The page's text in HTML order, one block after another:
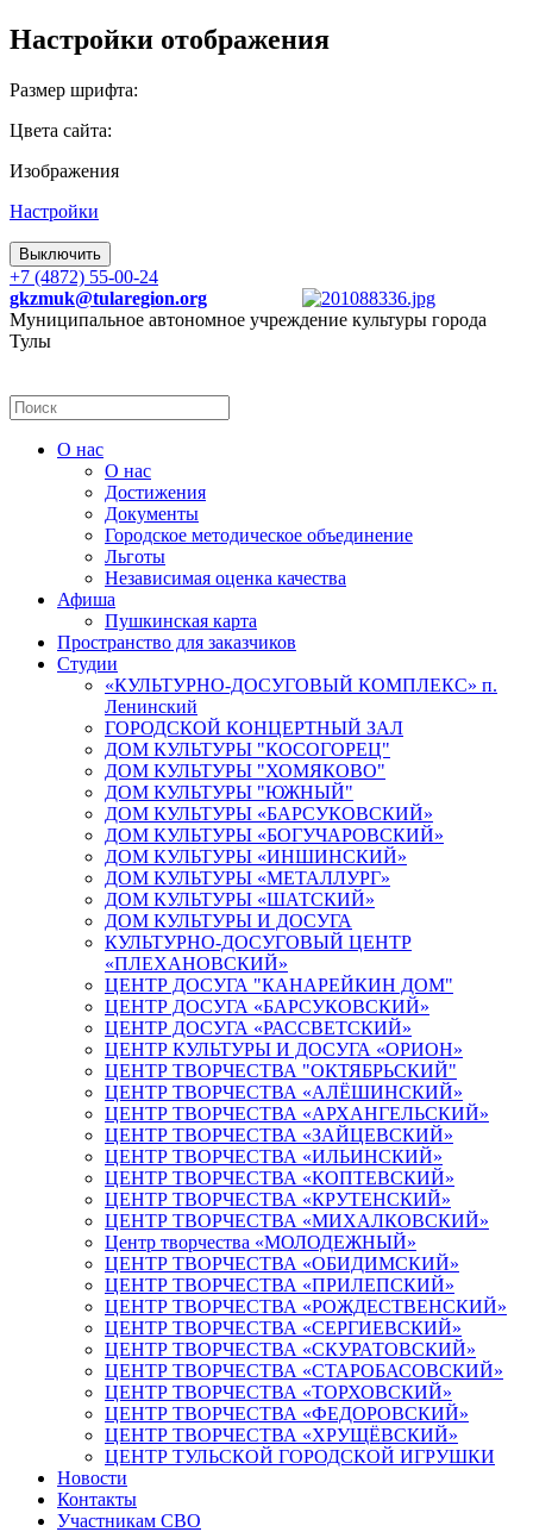
Настройки отображения
Размер шрифта:
Цвета сайта:
Изображения
Настройки
Выключить
+7 (4872) 55-00-24
gkzmuk@tularegion.org
Муниципальное автономное учреждение культуры города
Тулы
О нас
О нас
Достижения
Документы
Городское методическое объединение
Льготы
Независимая оценка качества
Афиша
Пушкинская карта
Пространство для заказчиков
Студии
«КУЛЬТУРНО-ДОСУГОВЫЙ КОМПЛЕКС» п.
Ленинский
ГОРОДСКОЙ КОНЦЕРТНЫЙ ЗАЛ
ДОМ КУЛЬТУРЫ "КОСОГОРЕЦ"
ДОМ КУЛЬТУРЫ "ХОМЯКОВО"
ДОМ КУЛЬТУРЫ "ЮЖНЫЙ"
ДОМ КУЛЬТУРЫ «БАРСУКОВСКИЙ»
ДОМ КУЛЬТУРЫ «БОГУЧАРОВСКИЙ»
ДОМ КУЛЬТУРЫ «ИНШИНСКИЙ»
ДОМ КУЛЬТУРЫ «МЕТАЛЛУРГ»
ДОМ КУЛЬТУРЫ «ШАТСКИЙ»
ДОМ КУЛЬТУРЫ И ДОСУГА
КУЛЬТУРНО-ДОСУГОВЫЙ ЦЕНТР
«ПЛЕХАНОВСКИЙ»
ЦЕНТР ДОСУГА "КАНАРЕЙКИН ДОМ"
ЦЕНТР ДОСУГА «БАРСУКОВСКИЙ»
ЦЕНТР ДОСУГА «РАССВЕТСКИЙ»
ЦЕНТР КУЛЬТУРЫ И ДОСУГА «ОРИОН»
ЦЕНТР ТВОРЧЕСТВА "ОКТЯБРЬСКИЙ"
ЦЕНТР ТВОРЧЕСТВА «АЛЁШИНСКИЙ»
ЦЕНТР ТВОРЧЕСТВА «АРХАНГЕЛЬСКИЙ»
ЦЕНТР ТВОРЧЕСТВА «ЗАЙЦЕВСКИЙ»
ЦЕНТР ТВОРЧЕСТВА «ИЛЬИНСКИЙ»
ЦЕНТР ТВОРЧЕСТВА «КОПТЕВСКИЙ»
ЦЕНТР ТВОРЧЕСТВА «КРУТЕНСКИЙ»
ЦЕНТР ТВОРЧЕСТВА «МИХАЛКОВСКИЙ»
Центр творчества «МОЛОДЕЖНЫЙ»
ЦЕНТР ТВОРЧЕСТВА «ОБИДИМСКИЙ»
ЦЕНТР ТВОРЧЕСТВА «ПРИЛЕПСКИЙ»
ЦЕНТР ТВОРЧЕСТВА «РОЖДЕСТВЕНСКИЙ»
ЦЕНТР ТВОРЧЕСТВА «СЕРГИЕВСКИЙ»
ЦЕНТР ТВОРЧЕСТВА «СКУРАТОВСКИЙ»
ЦЕНТР ТВОРЧЕСТВА «СТАРОБАСОВСКИЙ»
ЦЕНТР ТВОРЧЕСТВА «ТОРХОВСКИЙ»
ЦЕНТР ТВОРЧЕСТВА «ФЕДОРОВСКИЙ»
ЦЕНТР ТВОРЧЕСТВА «ХРУЩЁВСКИЙ»
ЦЕНТР ТУЛЬСКОЙ ГОРОДСКОЙ ИГРУШКИ
Новости
Контакты
Участникам СВО